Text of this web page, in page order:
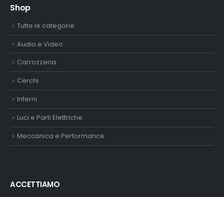
Shop
Tutte le categorie
Audio e Video
Carrozzeria
Cerchi
Interni
Luci e Parti Elettriche
Meccanica e Performance
ACCETTIAMO